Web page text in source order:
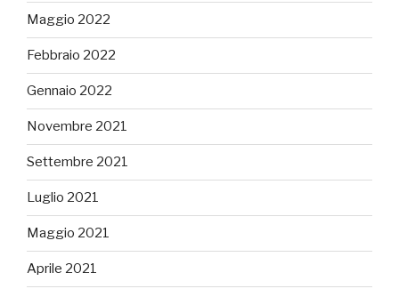
Maggio 2022
Febbraio 2022
Gennaio 2022
Novembre 2021
Settembre 2021
Luglio 2021
Maggio 2021
Aprile 2021